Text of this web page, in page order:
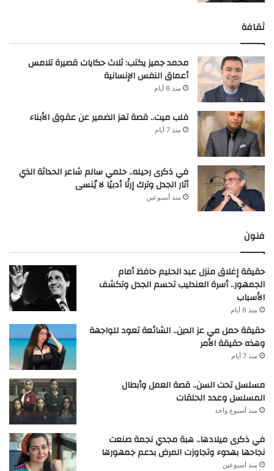
ثقافة
محمد جميز يكتب: ثلاث حكايات قصيرة تلامس
أعماق النفس الإنسانية
منذ 6 أيام
قلب ميت.. قصة تهز الضمير عن عقوق الأبناء
منذ 7 أيام
في ذكرى رحيله.. حلمي سالم شاعر الحداثة الذي
أثار الجدل وترك إرثًا أدبيًا لا يُنسى
منذ أسبوعين
فنون
حقيقة إغلاق منزل عبد الحليم حافظ أمام
الجمهور.. أسرة العندليب تحسم الجدل وتكشف
الأسباب
منذ 6 أيام
حقيقة حمل مي عز الدين.. الشائعة تعود للواجهة
وهذه حقيقة الأمر
منذ 7 أيام
مسلسل تحت السن.. قصة العمل وأبطال
المسلسل وعدد الحلقات
منذ أسبوع واحد
في ذكرى ميلادها.. هبة مجدي نجمة صنعت
نجاحها بهدوء وتجاوزت المرض بدعم جمهورها
منذ أسبوعين